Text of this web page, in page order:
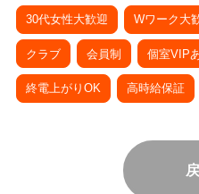
30代女性大歓迎 Wワーク大
クラブ 会員制 個室VIP
終電上がりOK 高時給保証